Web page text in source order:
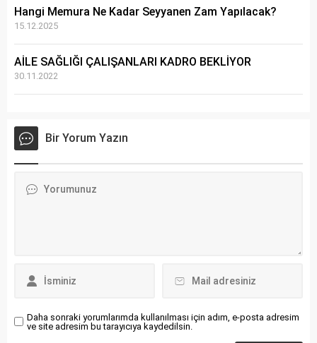
Hangi Memura Ne Kadar Seyyanen Zam Yapılacak?
15.12.2025
AİLE SAĞLIĞI ÇALIŞANLARI KADRO BEKLİYOR
30.11.2022
Bir Yorum Yazın
Daha sonraki yorumlarımda kullanılması için adım, e-posta adresim
ve site adresim bu tarayıcıya kaydedilsin.